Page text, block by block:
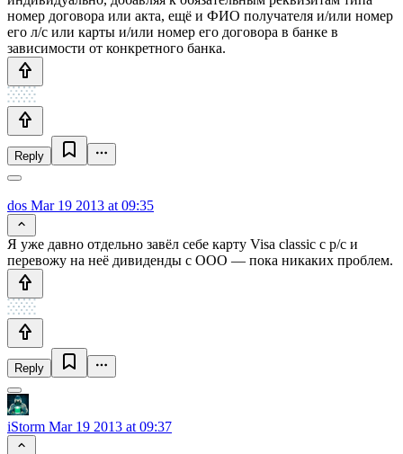
номер договора или акта, ещё и ФИО получателя и/или номер
его л/с или карты и/или номер его договора в банке в
зависимости от конкретного банка.
Reply
dos Mar 19 2013 at 09:35
Я уже давно отдельно завёл себе карту Visa classic с р/с и
перевожу на неё дивиденды с ООО — пока никаких проблем.
Reply
iStorm Mar 19 2013 at 09:37